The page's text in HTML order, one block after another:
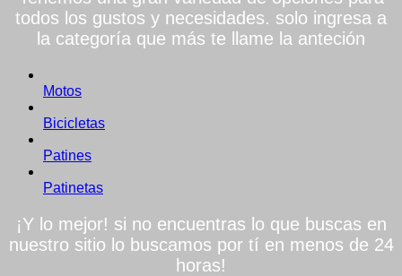
todos los gustos y necesidades. solo ingresa a
la categoría que más te llame la anteción
Motos
Bicicletas
Patines
Patinetas
¡Y lo mejor! si no encuentras lo que buscas en
nuestro sitio lo buscamos por tí en menos de 24
horas!